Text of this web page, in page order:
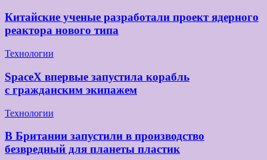
Китайские ученые разработали проект ядерного
реактора нового типа
Технологии
SpaceX впервые запустила корабль
с гражданским экипажем
Технологии
В Британии запустили в производство
безвредный для планеты пластик